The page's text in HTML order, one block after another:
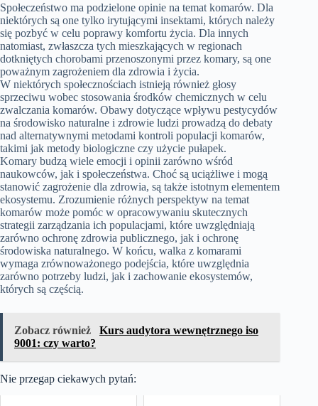
Społeczeństwo ma podzielone opinie na temat komarów. Dla
niektórych są one tylko irytującymi insektami, których należy
się pozbyć w celu poprawy komfortu życia. Dla innych
natomiast, zwłaszcza tych mieszkających w regionach
dotkniętych chorobami przenoszonymi przez komary, są one
poważnym zagrożeniem dla zdrowia i życia.
W niektórych społecznościach istnieją również głosy
sprzeciwu wobec stosowania środków chemicznych w celu
zwalczania komarów. Obawy dotyczące wpływu pestycydów
na środowisko naturalne i zdrowie ludzi prowadzą do debaty
nad alternatywnymi metodami kontroli populacji komarów,
takimi jak metody biologiczne czy użycie pułapek.
Komary budzą wiele emocji i opinii zarówno wśród
naukowców, jak i społeczeństwa. Choć są uciążliwe i mogą
stanowić zagrożenie dla zdrowia, są także istotnym elementem
ekosystemu. Zrozumienie różnych perspektyw na temat
komarów może pomóc w opracowywaniu skutecznych
strategii zarządzania ich populacjami, które uwzględniają
zarówno ochronę zdrowia publicznego, jak i ochronę
środowiska naturalnego. W końcu, walka z komarami
wymaga zrównoważonego podejścia, które uwzględnia
zarówno potrzeby ludzi, jak i zachowanie ekosystemów,
których są częścią.
Zobacz również
Kurs audytora wewnętrznego iso
9001: czy warto?
Nie przegap ciekawych pytań: